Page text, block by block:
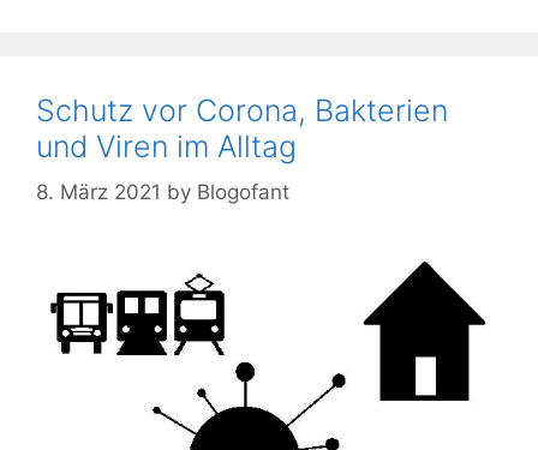
Schutz vor Corona, Bakterien
und Viren im Alltag
8. März 2021 by Blogofant